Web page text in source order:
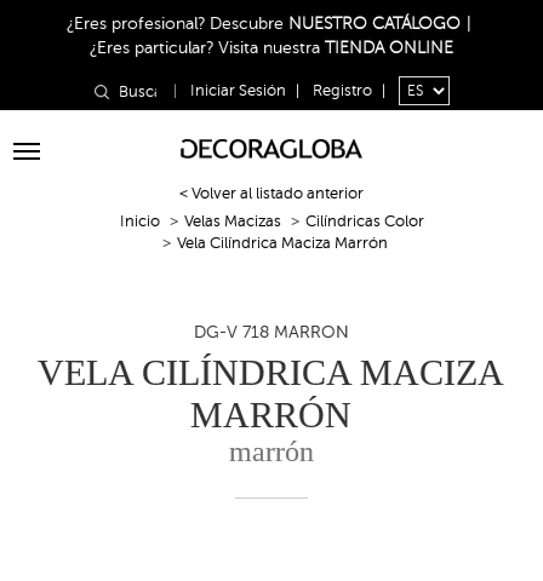
¿Eres profesional? Descubre NUESTRO CATÁLOGO
¿Eres particular? Visita nuestra TIENDA ONLINE
Iniciar Sesión Registro
Toggle
< Volver al listado anterior
Inicio
Velas Macizas
Cilíndricas Color
Vela Cilíndrica Maciza Marrón
DG-V 718 MARRON
VELA CILÍNDRICA MACIZA
MARRÓN
marrón